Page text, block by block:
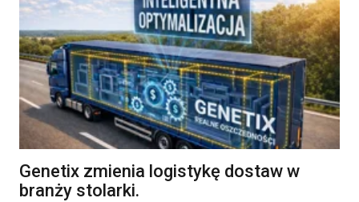
Genetix zmienia logistykę dostaw w
branży stolarki.